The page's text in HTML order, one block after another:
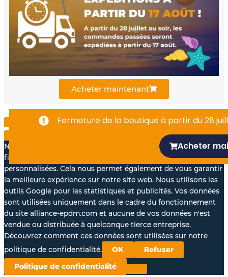
b
o
o
k
-
u
b
e
e
d
i
n
Acheter maintenant
Fermeture de la boutique à partir du 28
Acheter
Nous aimerions avec votre accord, utiliser vos données à des
fins statistiques et pour vous proposer des annonces
personnalisées. Cela nous permet également de vous garantir
la meilleure expérience sur notre site web. Nous utilisons les
outils Google pour les statistiques et publicités. Vos données
sont utilisées uniquement dans le cadre du fonctionnement
du site alliance-epdm.com et aucune de vos données n'est
vendue ou distribuée à quelconque tierce entreprise.
Découvrez comment ces données sont utilisées sur notre
politique de confidentialité.
OK Refuser
Politique de confidentialité